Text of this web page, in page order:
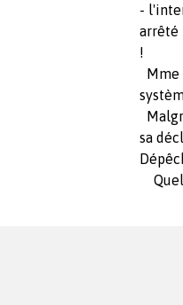
-
arrêté
!
Mme
sa
Quel